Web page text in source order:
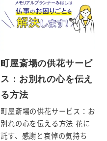
町屋斎場の供花サービ
ス：お別れの心を伝え
る方法
町屋斎場の供花サービス：お
別れの心を伝える方法 花に
託す、感謝と哀悼の気持ち